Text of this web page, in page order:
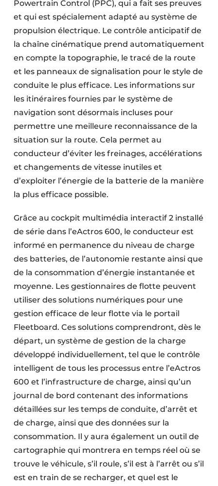
Powertrain Control (PPC), qui a fait ses preuves
et qui est spécialement adapté au système de
propulsion électrique. Le contrôle anticipatif de
la chaîne cinématique prend automatiquement
en compte la topographie, le tracé de la route
et les panneaux de signalisation pour le style de
conduite le plus efficace. Les informations sur
les itinéraires fournies par le système de
navigation sont désormais incluses pour
permettre une meilleure reconnaissance de la
situation sur la route. Cela permet au
conducteur d’éviter les freinages, accélérations
et changements de vitesse inutiles et
d’exploiter l’énergie de la batterie de la manière
la plus efficace possible.
Grâce au cockpit multimédia interactif 2 installé
de série dans l’eActros 600, le conducteur est
informé en permanence du niveau de charge
des batteries, de l’autonomie restante ainsi que
de la consommation d’énergie instantanée et
moyenne. Les gestionnaires de flotte peuvent
utiliser des solutions numériques pour une
gestion efficace de leur flotte via le portail
Fleetboard. Ces solutions comprendront, dès le
départ, un système de gestion de la charge
développé individuellement, tel que le contrôle
intelligent de tous les processus entre l’eActros
600 et l’infrastructure de charge, ainsi qu’un
journal de bord contenant des informations
détaillées sur les temps de conduite, d’arrêt et
de charge, ainsi que des données sur la
consommation. Il y aura également un outil de
cartographie qui montrera en temps réel où se
trouve le véhicule, s’il roule, s’il est à l’arrêt ou s’il
est en train de se recharger, et quel est le